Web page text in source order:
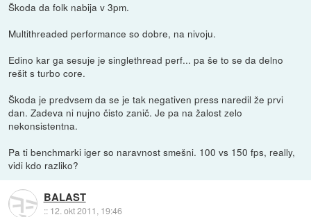
Škoda da folk nabija v 3pm.
Multithreaded performance so dobre, na nivoju.
Edino kar ga sesuje je singlethread perf... pa še to se da delno
rešit s turbo core.
Škoda je predvsem da se je tak negativen press naredil že prvi
dan. Zadeva ni nujno čisto zanič. Je pa na žalost zelo
nekonsistentna.
Pa ti benchmarki iger so naravnost smešni. 100 vs 150 fps, really,
vidi kdo razliko?
BALAST
:: 12. okt 2011, 19:46